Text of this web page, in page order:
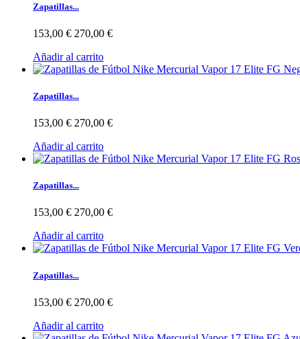
Zapatillas...
153,00 € 270,00 €
Añadir al carrito
Zapatillas...
153,00 € 270,00 €
Añadir al carrito
Zapatillas...
153,00 € 270,00 €
Añadir al carrito
Zapatillas...
153,00 € 270,00 €
Añadir al carrito